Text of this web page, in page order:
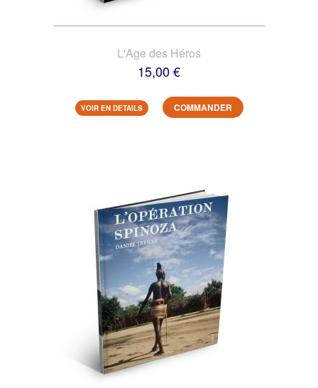
L'Age des Héros
15,00 €
VOIR EN DETAILS COMMANDER